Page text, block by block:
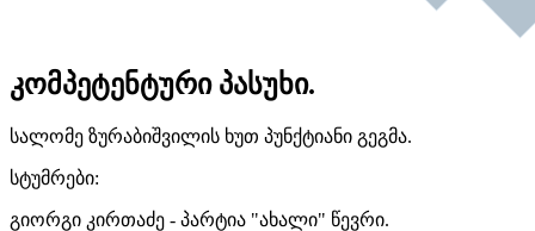
კომპეტენტური პასუხი.
სალომე ზურაბიშვილის ხუთ პუნქტიანი გეგმა.
სტუმრები:
გიორგი კირთაძე - პარტია "ახალი" წევრი.